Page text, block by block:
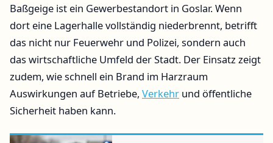
Baßgeige ist ein Gewerbestandort in Goslar. Wenn
dort eine Lagerhalle vollständig niederbrennt, betrifft
das nicht nur Feuerwehr und Polizei, sondern auch
das wirtschaftliche Umfeld der Stadt. Der Einsatz zeigt
zudem, wie schnell ein Brand im Harzraum
Auswirkungen auf Betriebe, Verkehr und öffentliche
Sicherheit haben kann.